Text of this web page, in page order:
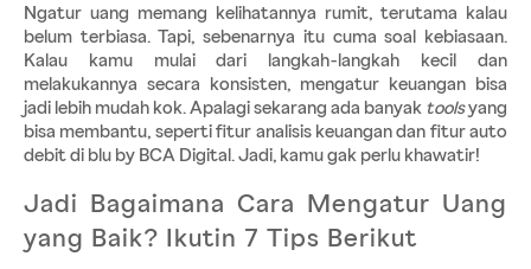
Ngatur uang memang kelihatannya rumit, terutama kalau
belum terbiasa. Tapi, sebenarnya itu cuma soal kebiasaan.
Kalau kamu mulai dari langkah-langkah kecil dan
melakukannya secara konsisten, mengatur keuangan bisa
jadi lebih mudah kok. Apalagi sekarang ada banyak tools yang
bisa membantu, seperti fitur analisis keuangan dan fitur auto
debit di blu by BCA Digital. Jadi, kamu gak perlu khawatir!
Jadi Bagaimana Cara Mengatur Uang
yang Baik? Ikutin 7 Tips Berikut